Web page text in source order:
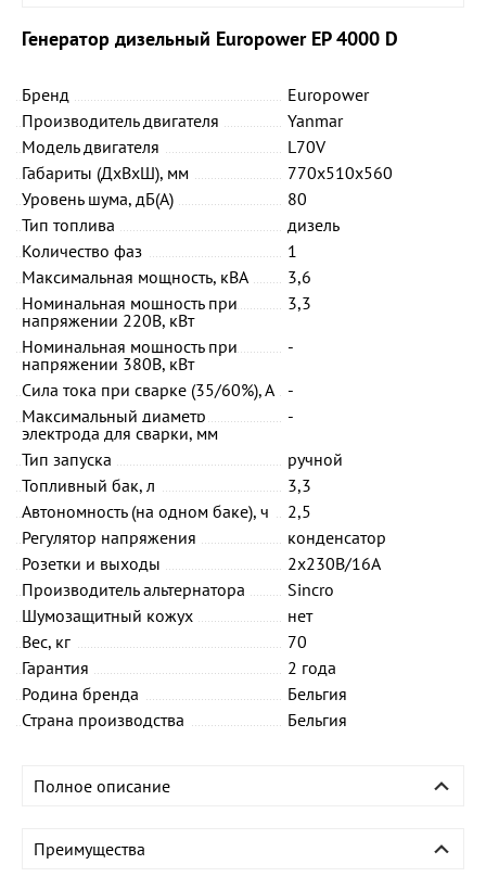
Генератор дизельный Europower EP 4000 D
Бренд
Europower
Производитель двигателя
Yanmar
Модель двигателя
L70V
Габариты (ДхВхШ), мм
770х510х560
Уровень шума, дБ(А)
80
Тип топлива
дизель
Количество фаз
1
Максимальная мощность, кВА
3,6
Номинальная мощность при
напряжении 220В, кВт
3,3
Номинальная мощность при
напряжении 380В, кВт
-
Сила тока при сварке (35/60%), А
-
Максимальный диаметр
электрода для сварки, мм
-
Тип запуска
ручной
Топливный бак, л
3,3
Автономность (на одном баке), ч
2,5
Регулятор напряжения
конденсатор
Розетки и выходы
2х230В/16А
Производитель альтернатора
Sincro
Шумозащитный кожух
нет
Вес, кг
70
Гарантия
2 года
Родина бренда
Бельгия
Страна производства
Бельгия
Полное описание
Преимущества